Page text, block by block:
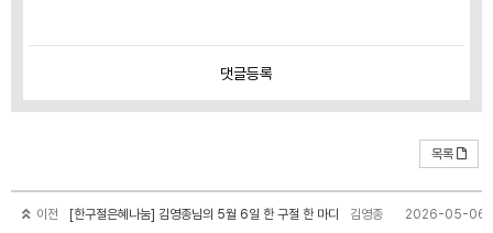
댓글등록
목록
2026-05-06
김영종
이전 [한구절은혜나눔] 김영종님의 5월 6일 한 구절 한 마디